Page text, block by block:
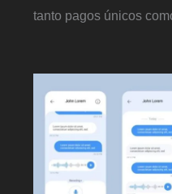
tanto pagos únicos